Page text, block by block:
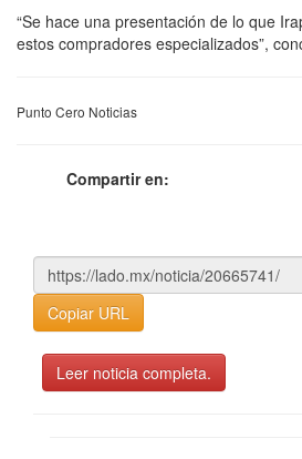
“Se hace una presentación de lo que
estos compradores especializados”,
Punto Cero Noticias
Compartir en:
Copiar URL
Leer noticia completa.